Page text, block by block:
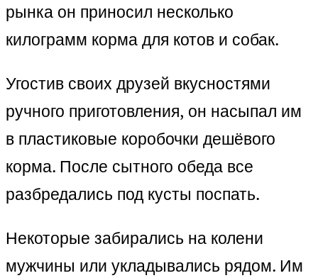
рынка он приносил несколько
килограмм корма для котов и собак.
Угостив своих друзей вкусностями
ручного приготовления, он насыпал им
в пластиковые коробочки дешёвого
корма. После сытного обеда все
разбредались под кусты поспать.
Некоторые забирались на колени
мужчины или укладывались рядом. Им